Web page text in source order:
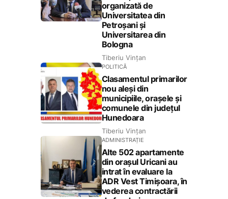
organizată de
Universitatea din
Petroșani și
Universitarea din
Bologna
Tiberiu Vințan
POLITICĂ
Clasamentul primarilor
nou aleși din
municipiile, orașele și
comunele din județul
Hunedoara
Tiberiu Vințan
ADMINISTRAȚIE
Alte 502 apartamente
din orașul Uricani au
intrat în evaluare la
ADR Vest Timișoara, în
vederea contractării